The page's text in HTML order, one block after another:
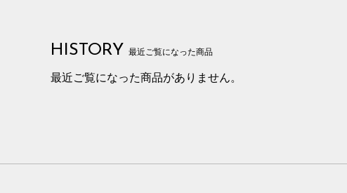
HISTORY 最近ご覧になった商品
最近ご覧になった商品がありません。